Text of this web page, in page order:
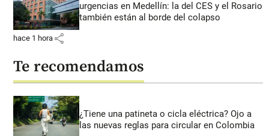
urgencias en Medellín: la del CES y el Rosario
también están al borde del colapso
hace 1 hora share
Te recomendamos
¿Tiene una patineta o cicla eléctrica? Ojo a
las nuevas reglas para circular en Colombia